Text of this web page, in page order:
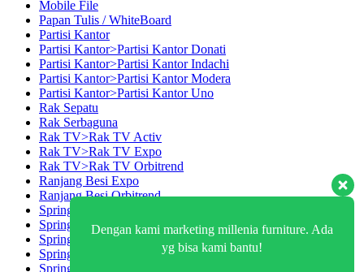
Mobile File
Papan Tulis / WhiteBoard
Partisi Kantor
Partisi Kantor>Partisi Kantor Donati
Partisi Kantor>Partisi Kantor Indachi
Partisi Kantor>Partisi Kantor Modera
Partisi Kantor>Partisi Kantor Uno
Rak Sepatu
Rak Serbaguna
Rak TV>Rak TV Activ
Rak TV>Rak TV Expo
Rak TV>Rak TV Orbitrend
Ranjang Besi Expo
Ranjang Besi Orbitrend
Spring Bed Central
Spring Bed Comforta
Spring bed Trendy>Spring bed Trendy Exeptional
Spring bed Trendy>Trendy Deluxe
Spring bed Trendy>Trendy Elegance
Dengan kami marketing millenia furniture. Ada
yg bisa kami bantu!